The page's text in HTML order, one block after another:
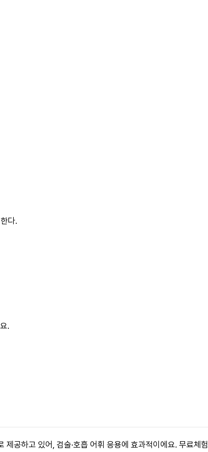
다.
.
공하고 있어, 검술·호흡 어휘 응용에 효과적이에요. 무료체험